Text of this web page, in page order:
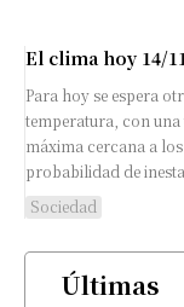
El clima hoy 14/
Para hoy se espera
temperatura, con
máxima cercana a
probabilidad de
Sociedad
Últimas